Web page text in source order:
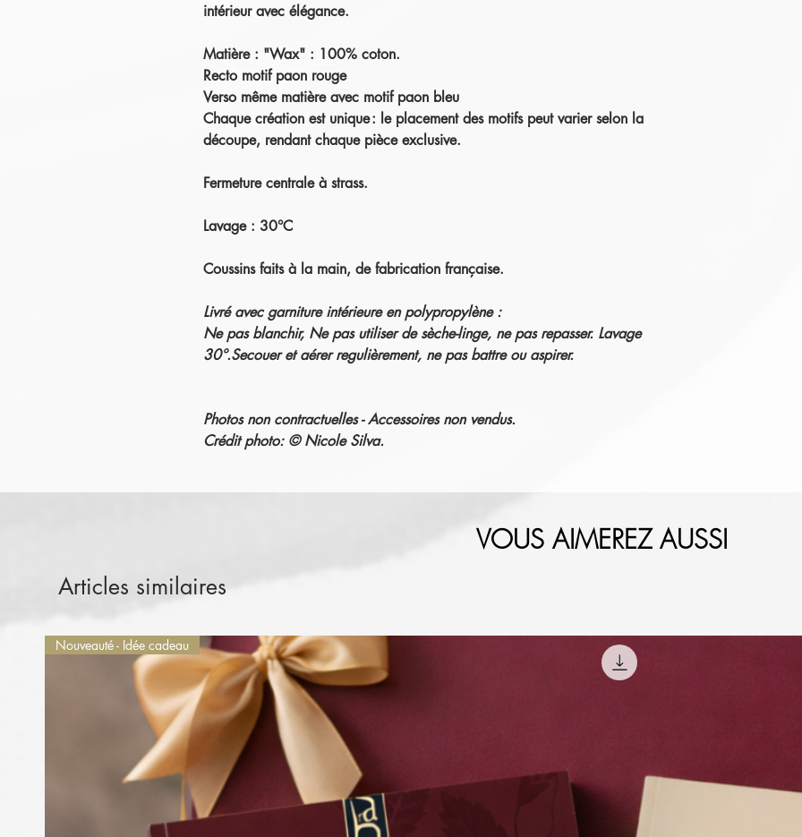
intérieur avec élégance.
Matière : "Wax" : 100% coton.
Recto motif paon rouge
Verso même matière avec motif paon bleu
Chaque création est unique : le placement des motifs peut varier selon la
découpe, rendant chaque pièce exclusive.
Fermeture centrale à strass.
Lavage : 30°C
Coussins faits à la main, de fabrication française.
Livré avec garniture intérieure en polypropylène :
Ne pas blanchir, Ne pas utiliser de sèche-linge, ne pas repasser. Lavage
30°.Secouer et aérer regulièrement, ne pas battre ou aspirer.
Photos non contractuelles - Accessoires non vendus.
Crédit photo: © Nicole Silva.
VOUS AIMEREZ AUSSI
Articles similaires
Nouveauté - Idée cadeau